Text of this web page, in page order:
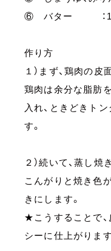
⑥ バター ：
作り方
１）まず、鶏肉の
鶏肉は余分な脂肪
入れ、ときどきト
す。
２）続いて、蒸し焼
こんがりと焼き色
きにします。
★こうすることで、
シーに仕上がります